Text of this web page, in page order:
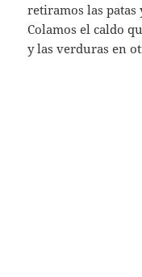
retiramos las patas
Colamos el caldo
y las verduras en